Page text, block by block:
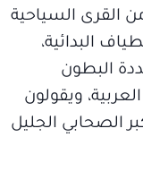
القرى السياحية
البدائية،
البطون
ويقولون
الصحابي الجليل